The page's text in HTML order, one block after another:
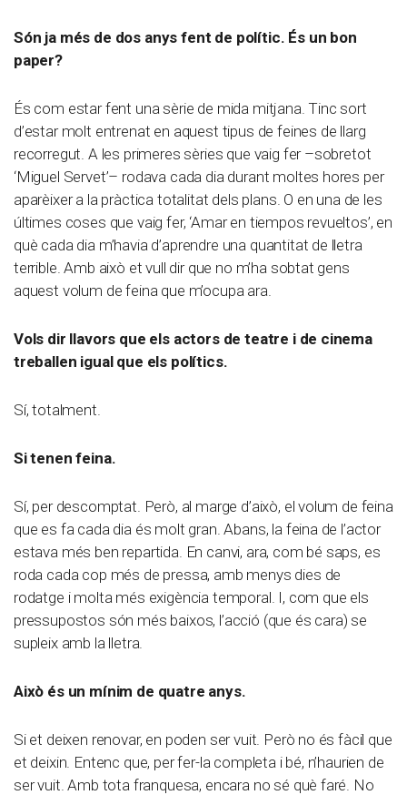
Són ja més de dos anys fent de polític. És un bon
paper?
És com estar fent una sèrie de mida mitjana. Tinc sort
d’estar molt entrenat en aquest tipus de feines de llarg
recorregut. A les primeres sèries que vaig fer –sobretot
‘Miguel Servet’– rodava cada dia durant moltes hores per
aparèixer a la pràctica totalitat dels plans. O en una de les
últimes coses que vaig fer, ‘Amar en tiempos revueltos’, en
què cada dia m’havia d’aprendre una quantitat de lletra
terrible. Amb això et vull dir que no m’ha sobtat gens
aquest volum de feina que m’ocupa ara.
Vols dir llavors que els actors de teatre i de cinema
treballen igual que els polítics.
Sí, totalment.
Si tenen feina.
Sí, per descomptat. Però, al marge d’això, el volum de feina
que es fa cada dia és molt gran. Abans, la feina de l’actor
estava més ben repartida. En canvi, ara, com bé saps, es
roda cada cop més de pressa, amb menys dies de
rodatge i molta més exigència temporal. I, com que els
pressupostos són més baixos, l’acció (que és cara) se
supleix amb la lletra.
Això és un mínim de quatre anys.
Si et deixen renovar, en poden ser vuit. Però no és fàcil que
et deixin. Entenc que, per fer-la completa i bé, n’haurien de
ser vuit. Amb tota franquesa, encara no sé què faré. No